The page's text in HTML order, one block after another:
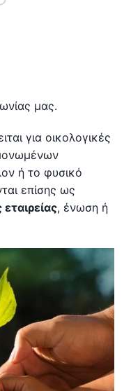
μας.
για οικολογικές
ή το φυσικό
επίσης ως
, ένωση ή